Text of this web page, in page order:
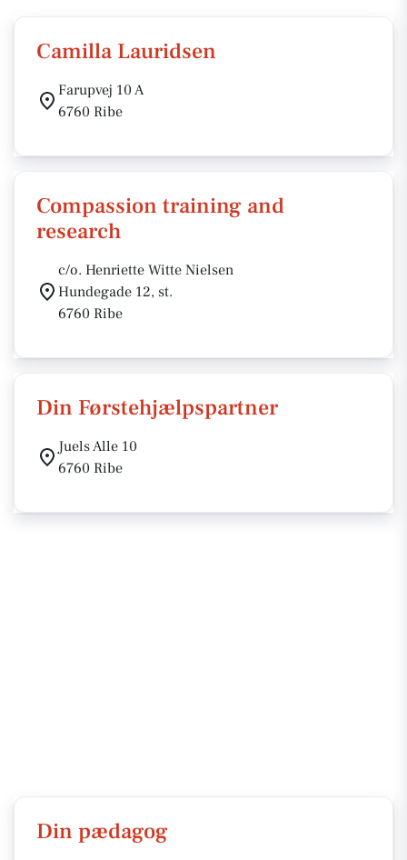
Camilla Lauridsen
Farupvej 10 A
6760 Ribe
Compassion training and
research
c/o. Henriette Witte Nielsen
Hundegade 12, st.
6760 Ribe
Din Førstehjælpspartner
Juels Alle 10
6760 Ribe
Din pædagog